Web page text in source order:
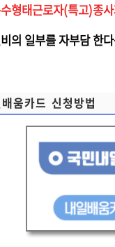
형태근로자(특고)종
의 일부를 자부담 한
움카드 신청방법